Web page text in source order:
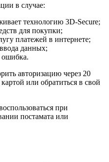
в случае:
технологию 3D-Secure;
для покупки;
платежей в интернете;
данных;
авторизацию через 20
или обратиться в свой
при
постамата или